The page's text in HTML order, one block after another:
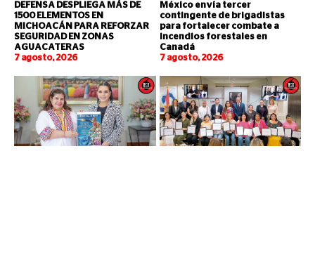
DEFENSA DESPLIEGA MÁS DE
1500 ELEMENTOS EN
MICHOACÁN PARA REFORZAR
SEGURIDAD EN ZONAS
AGUACATERAS
7 agosto, 2026
México envía tercer
contingente de brigadistas
para fortalecer combate a
incendios forestales en
Canadá
7 agosto, 2026